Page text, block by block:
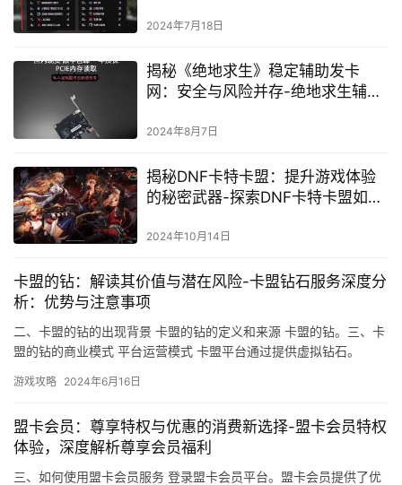
协作深度解析》
2024年7月18日
揭秘《绝地求生》稳定辅助发卡
网：安全与风险并存-绝地求生辅助
2024年8月7日
揭秘DNF卡特卡盟：提升游戏体验
的秘密武器-探索DNF卡特卡盟如何
2024年10月14日
卡盟的钻：解读其价值与潜在风险-卡盟钻石服务深度分
析：优势与注意事项
二、卡盟的钻的出现背景 卡盟的钻的定义和来源 卡盟的钻。三、卡
盟的钻的商业模式 平台运营模式 卡盟平台通过提供虚拟钻石。
游戏攻略 2024年6月16日
盟卡会员：尊享特权与优惠的消费新选择-盟卡会员特权
体验，深度解析尊享会员福利
三、如何使用盟卡会员服务 登录盟卡会员平台。盟卡会员提供了优